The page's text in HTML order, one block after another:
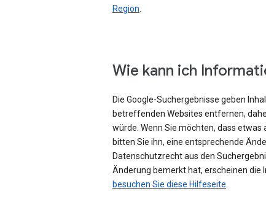
Region
Wie kann ich
Die Google-Suchergebnisse geben
betreffenden Websites entfernen,
würde. Wenn Sie möchten, dass
bitten Sie ihn, eine entsprechende
Datenschutzrecht aus den
Änderung bemerkt hat, erscheinen die
besuchen Sie diese Hilfeseite